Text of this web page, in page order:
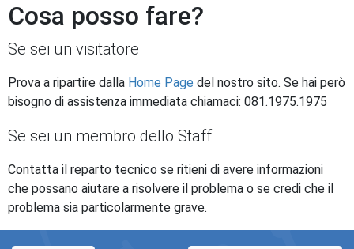
Cosa posso fare?
Se sei un visitatore
Prova a ripartire dalla Home Page del nostro sito. Se hai però
bisogno di assistenza immediata chiamaci: 081.1975.1975
Se sei un membro dello Staff
Contatta il reparto tecnico se ritieni di avere informazioni
che possano aiutare a risolvere il problema o se credi che il
problema sia particolarmente grave.